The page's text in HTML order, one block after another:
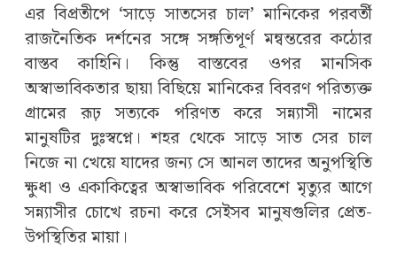
এর বিপ্রতীপে ‘সাড়ে সাতসের চাল’ মানিকের পরবর্তী
রাজনৈতিক দর্শনের সঙ্গে সঙ্গতিপূর্ণ মন্বন্তরের কঠোর
বাস্তব কাহিনি। কিন্তু বাস্তবের ওপর মানসিক
অস্বাভাবিকতার ছায়া বিছিয়ে মানিকের বিবরণ পরিত্যক্ত
গ্রামের রূঢ় সত্যকে পরিণত করে সন্ন্যাসী নামের
মানুষটির দুঃস্বপ্নে। শহর থেকে সাড়ে সাত সের চাল
নিজে না খেয়ে যাদের জন্য সে আনল তাদের অনুপস্থিতি
ক্ষুধা ও একাকিত্বের অস্বাভাবিক পরিবেশে মৃত্যুর আগে
সন্ন্যাসীর চোখে রচনা করে সেইসব মানুষগুলির প্রেত-
উপস্থিতির মায়া।